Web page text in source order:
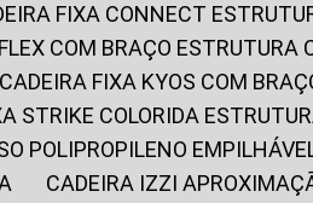
FIXA CONNECT
FLEX COM BRAÇO ESTRUTURA
CADEIRA FIXA KYOS COM
STRIKE COLORIDA
POLIPROPILENO
CADEIRA IZZI